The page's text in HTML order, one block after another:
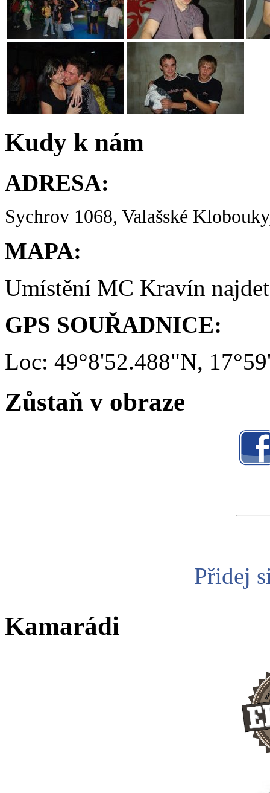
Kudy k nám
ADRESA:
Sychrov 1068, Valašské
MAPA:
Umístění MC Kravín
GPS SOUŘADNICE:
Loc: 49°8'52.488"N,
Zůstaň v obraze
Přidej
Kamarádi